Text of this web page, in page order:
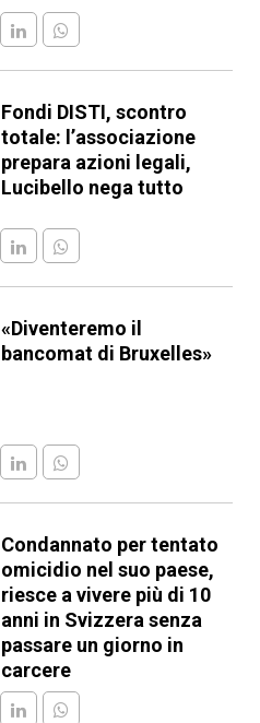
Fondi DISTI, scontro
totale: l’associazione
prepara azioni legali,
Lucibello nega tutto
«Diventeremo il
bancomat di Bruxelles»
Condannato per tentato
omicidio nel suo paese,
riesce a vivere più di 10
anni in Svizzera senza
passare un giorno in
carcere